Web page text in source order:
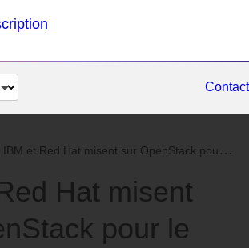
Contact
IBM et Red Hat misent sur OpenStack pour le cloud hybride...
Hat misent
pour le